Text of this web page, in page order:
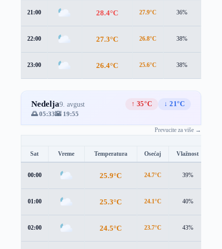
21:00 28.4°C 27.9°C 36%
22:00 27.3°C 26.8°C 38%
23:00 26.4°C 25.6°C 38%
Nedelja9. avgust ↑ 35°C
↓ 21°C
🌅 05:33🌇 19:55
Prevucite za više →
Sat Vreme Temperatura Osećaj Vlažnost
00:00 25.9°C 24.7°C 39%
01:00 25.3°C 24.1°C 40%
02:00 24.5°C 23.7°C 43%